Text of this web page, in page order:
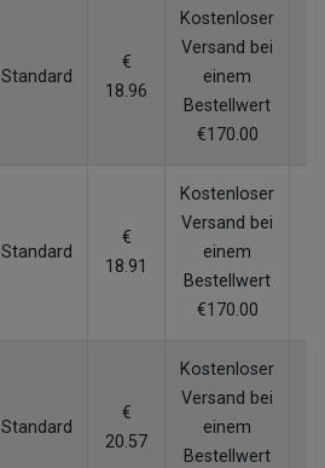
Standard
€
18.96
Kostenloser
Versand bei
einem
Bestellwert
€170.00
Standard
€
18.91
Kostenloser
Versand bei
einem
Bestellwert
€170.00
Standard
€
20.57
Kostenloser
Versand bei
einem
Bestellwert